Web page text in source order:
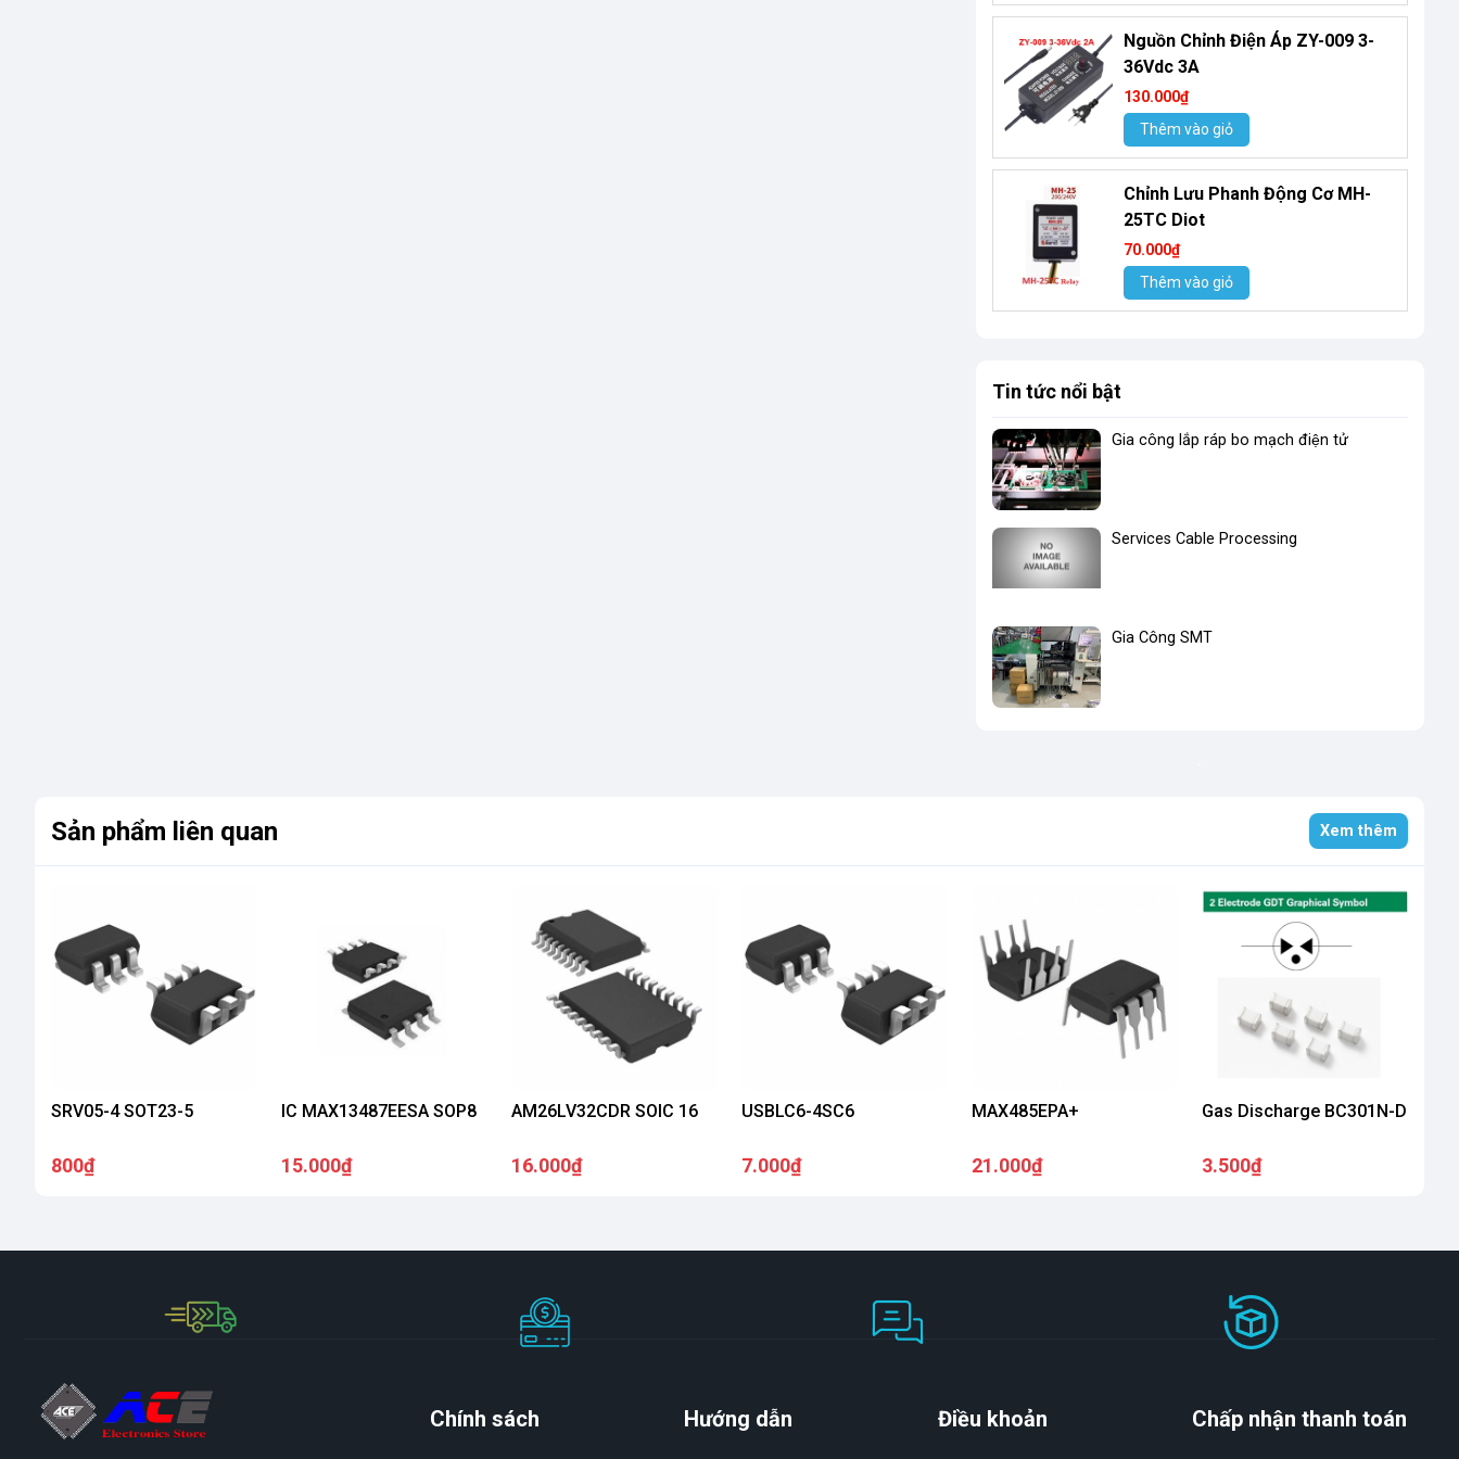
Nguồn Chỉnh Điện Áp ZY-009 3-
36Vdc 3A
130.000₫
Thêm vào giỏ
Chỉnh Lưu Phanh Động Cơ MH-
25TC Diot
70.000₫
Thêm vào giỏ
Tin tức nổi bật
Gia công lắp ráp bo mạch điện tử
Services Cable Processing
Gia Công SMT
Sản phẩm liên quan Xem thêm
SRV05-4 SOT23-5
800₫
IC MAX13487EESA SOP8
15.000₫
AM26LV32CDR SOIC 16
16.000₫
USBLC6-4SC6
7.000₫
MAX485EPA+
21.000₫
Gas Discharge BC301N-D
3.500₫
Chính sách Hướng dẫn Điều khoản Chấp nhận thanh toán